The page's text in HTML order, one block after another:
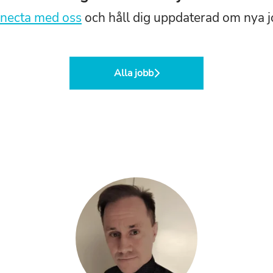
med oss och håll dig uppdaterad om nya
Alla jobb